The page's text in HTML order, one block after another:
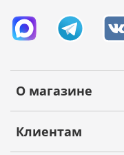
О магазине
Клиентам